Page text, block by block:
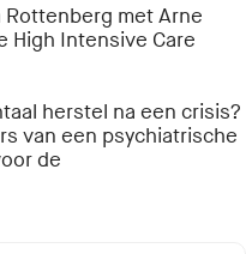
met Arne
High Intensive Care
herstel na een crisis?
van een psychiatrische
de